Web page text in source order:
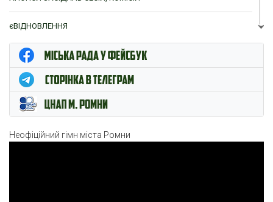
єВІДНОВЛЕННЯ
ЦНАП м. Ромни
Неофіційний гімн міста Ромни